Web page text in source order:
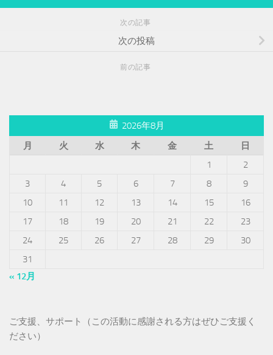
次の記事
次の投稿
前の記事
2026年8月
月
火 水 木 金 土
日
1
2
3
4 5 6 7 8
9
10
11 12 13 14 15
16
17
18 19 20 21 22
23
24
25 26 27 28 29
30
31
« 12月
ご支援、サポート（この活動に感謝される方はぜひご支援く
ださい）